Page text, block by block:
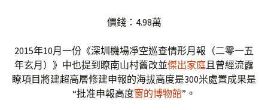
價錢：4.98萬
2015年10月一份《深圳機場凈空巡查情形月報（二零一五
年玄月）》中也提到瞭南山村舊改並傑出家庭且曾經流露
瞭項目將建超高層修建申報的海拔高度是300米處置成果是
“批准申報高度窗的博物館”。